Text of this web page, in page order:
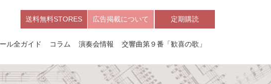
送料無料STORES 広告掲載について 定期購読
ル全ガイド コラム 演奏会情報 交響曲第９番「歓喜の歌」